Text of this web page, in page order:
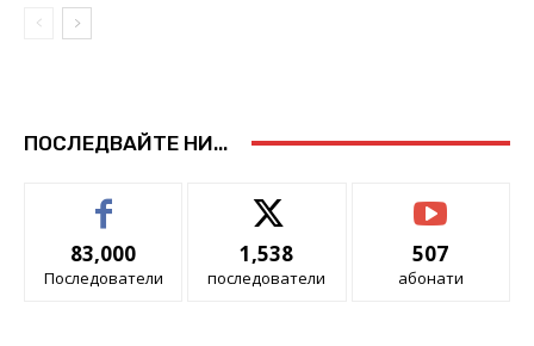
ПОСЛЕДВАЙТЕ НИ...
83,000
Последователи
1,538
последователи
507
абонати